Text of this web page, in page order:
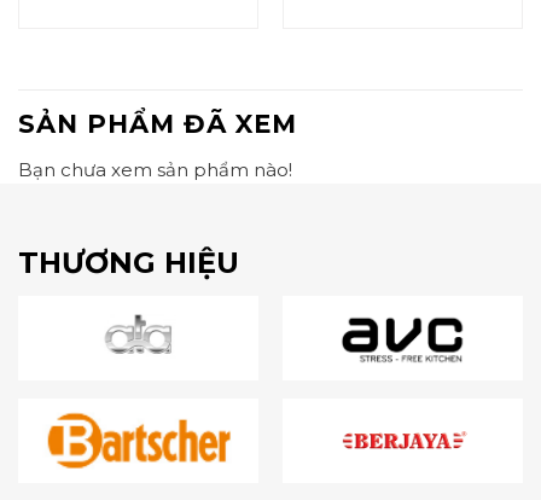
SẢN PHẨM ĐÃ XEM
Bạn chưa xem sản phẩm nào!
THƯƠNG HIỆU